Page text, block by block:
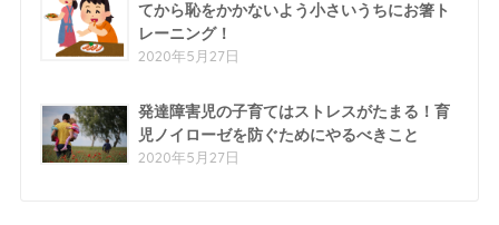
てから恥をかかないよう小さいうちにお箸ト
レーニング！
2020年5月27日
発達障害児の子育てはストレスがたまる！育
児ノイローゼを防ぐためにやるべきこと
2020年5月27日